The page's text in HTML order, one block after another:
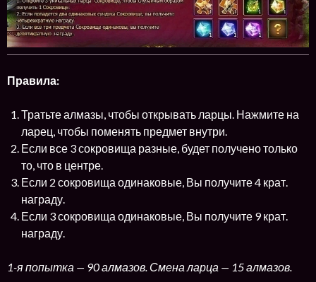
Правила:
Тратьте алмазы, чтобы открывать ларцы. Нажмите на
ларец, чтобы поменять предмет внутри.
Если все 3 сокровища разные, будет получено только
то, что в центре.
Если 2 сокровища одинаковые, Вы получите 4 крат.
награду.
Если 3 сокровища одинаковые, Вы получите 9 крат.
награду.
1-я попытка — 90 алмазов. Смена ларца — 15 алмазов.